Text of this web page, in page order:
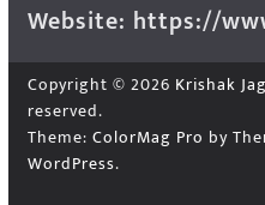
Website: https://
Copyright © 2026 Krishak
reserved.
Theme: ColorMag Pro by
WordPress.